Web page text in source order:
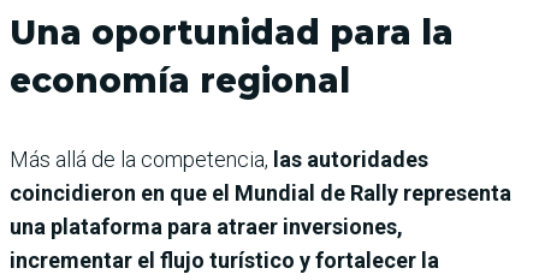
Una oportunidad para la
economía regional
Más allá de la competencia, las autoridades
coincidieron en que el Mundial de Rally representa
una plataforma para atraer inversiones,
incrementar el flujo turístico y fortalecer la